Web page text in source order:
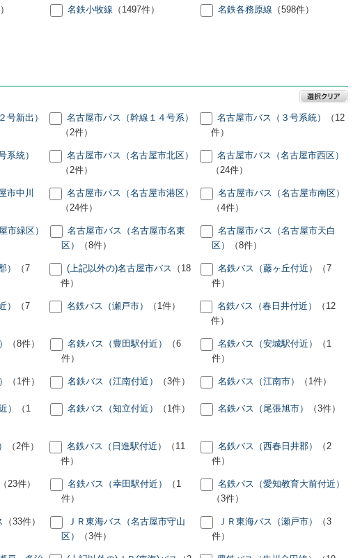
名鉄小牧線 （1497件） 名鉄各務原線 （598件）
号新出）
名古屋市バス（幹線１４号系）
（2件）
名古屋市バス（３号系統）
（12
件）
系統）
名古屋市バス（名古屋市北区）
（2件）
名古屋市バス（名古屋市西区）
（24件）
市中川
名古屋市バス（名古屋市港区）
（24件）
名古屋市バス（名古屋市南区）
（4件）
市緑区）
名古屋市バス（名古屋市名東
区）
（8件）
名古屋市バス（名古屋市天白
区）
（8件）
）
（7
(上記以外の)名古屋市バス （18
件）
名鉄バス（藤ヶ丘付近）
（7
件）
）
（7
名鉄バス（瀬戸市） （1件） 名鉄バス（春日井付近）
（12
件）
（8件） 名鉄バス（豊田駅付近）
（6
件）
名鉄バス（安城駅付近）
（1
件）
（1件） 名鉄バス（江南付近） （3件） 名鉄バス（江南市） （1件）
）
（1
名鉄バス（知立付近） （1件） 名鉄バス（尾張旭市） （3件）
（2件） 名鉄バス（日進駅付近）
（11
件）
名鉄バス（西春日井郡）
（2
件）
（23件） 名鉄バス（幸田駅付近）
（1
件）
名鉄バス（愛知教育大前付近）
（3件）
（33件）
ＪＲ東海バス（名古屋市守山
区）
（3件）
ＪＲ東海バス（瀬戸市）
（3
件）